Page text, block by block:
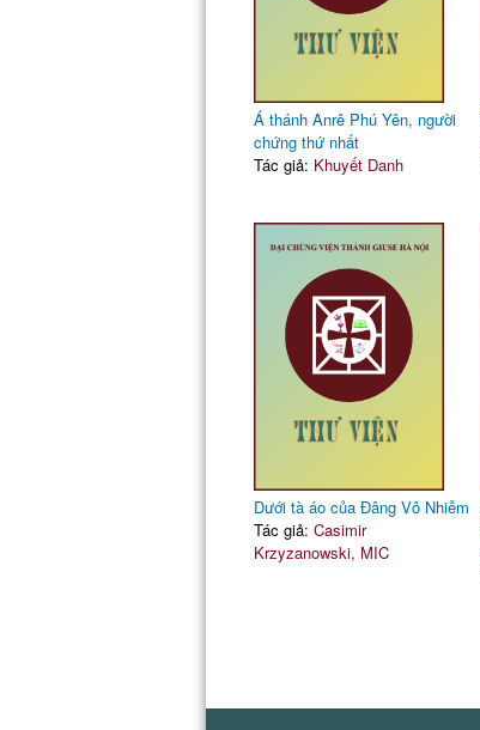
Á thánh Anrê Phú Yên, người
chứng thứ nhất
Tác giả: Khuyết Danh
Dưới tà áo của Đâng Vô Nhiễm
Tác giả: Casimir
Krzyzanowski, MIC